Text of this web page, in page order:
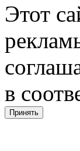
Этот
в
Принять